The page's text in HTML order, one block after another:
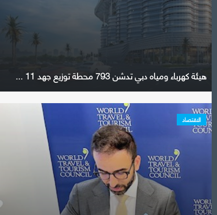
هيئة كهرباء ومياه دبي تدشن 793 محطة توزيع جهد 11 ...
الاقتصاد